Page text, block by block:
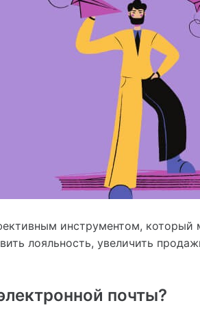
инструментом,
лояльность, увеличить
почты?